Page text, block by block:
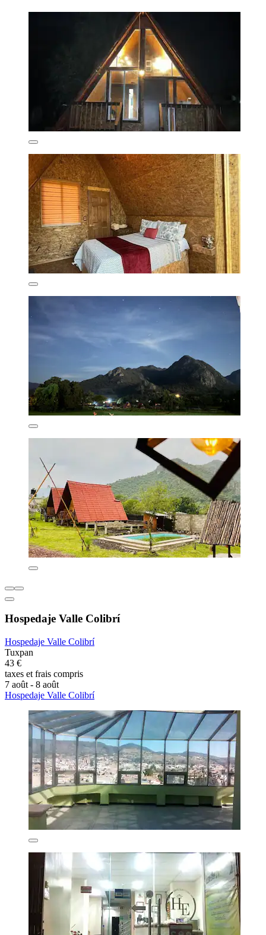
Hospedaje Valle Colibrí
Hospedaje Valle Colibrí
Tuxpan
43 €
taxes et frais compris
7 août - 8 août
Hospedaje Valle Colibrí